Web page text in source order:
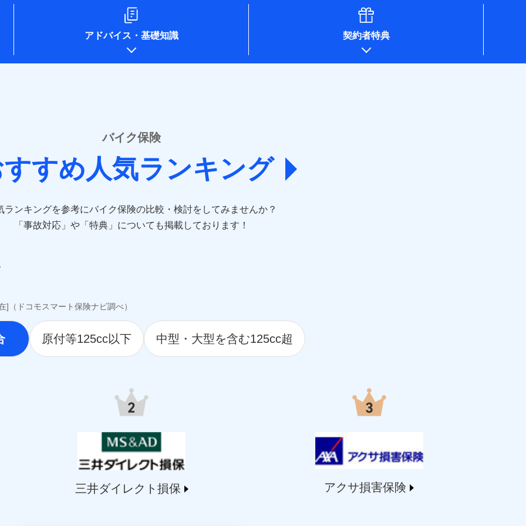
sompo.co.jp/)
design.net/)
)
ins.com/)
direct.co.jp/)
）
life.co.jp/）
）
）
www.tmn-anshin.co.jp/）
）
）
www.msa-life.co.jp/）
)
）
)
)
アドバイス ・ 基礎知識 契約者特典
バイク保険
すすめ人気ランキング
ランキングを参考にバイク保険の比較・検討をしてみませんか？
「事故対応」や「特典」についても掲載しております！
（ドコモスマート保険ナビ調べ）
原付等125cc以下 中型・大型を含む125cc超
三井ダイレクト損保 アクサ損害保険